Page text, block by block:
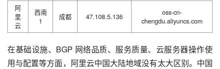
阿
里
云
西南
1
成都 47.108.5.136
oss-cn-
chengdu.aliyuncs.com
在基础设施、BGP 网络品质、服务质量、云服务器操作使
用与配置等方面，阿里云中国大陆地域没有太大区别。中国